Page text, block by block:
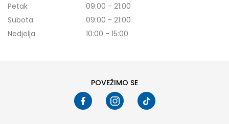
Petak
09:00 - 21:00
Subota
09:00 - 21:00
Nedjelja
10:00 - 15:00
POVEŽIMO SE